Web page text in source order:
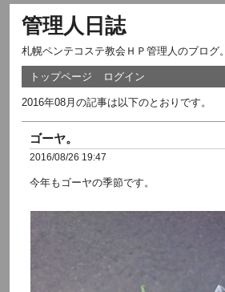
管理人日誌
札幌ペンテコステ教会ＨＰ管理人のブログ。
トップページ ログイン
2016年08月の記事は以下のとおりです。
ゴーヤ。
2016/08/26 19:47
今年もゴーヤの季節です。